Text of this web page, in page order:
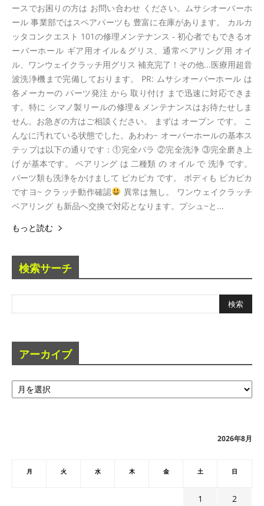
ースでお困りの方は お問い合わせ ください。ムサシオーバーホ
ール 事業部ではスペアパーツも 豊富に在庫があります。 カルカ
ッタコンクエスト 101の修理メンテナンス - 初心者でもできるオ
ーバーホール ギア用オイル＆グリス、通常ベアリング用 オイ
ル、ワンウェイクラッチ用グリス 補充完了！その他...医療用超音
波洗浄機まで完備しております。 PR: ムサシオーバーホール は
各メーカーの パーツ発注 から 取り付け まで迅速に対応できま
す。特に シマノ製リールの修理＆メンテナンスはお待たせしま
せん。お急ぎの方はご相談ください。 まずは オープン です。 こ
んなに汚れている状態でした。あわわ~ オーバーホールの基本ス
テップは以下の通りです：①完全バラ ②完全洗浄 ③完全磨き上
げ が基本です。 ベアリング は 二種類 の オイル で 洗浄 です。
パーツ類も洗浄をかけまして ピカピカ です。 ボディも ピカピカ
ですヨ~ クラッチ動作確認
異常は無し。 ワンウェイクラッチ
ベアリング も新品へ交換で対応となります。プシュ~と...
もっと読む
検索サーチ
アーカイブ
ア
ー
2026年8月
月 火 水 木 金 土 日
1
2